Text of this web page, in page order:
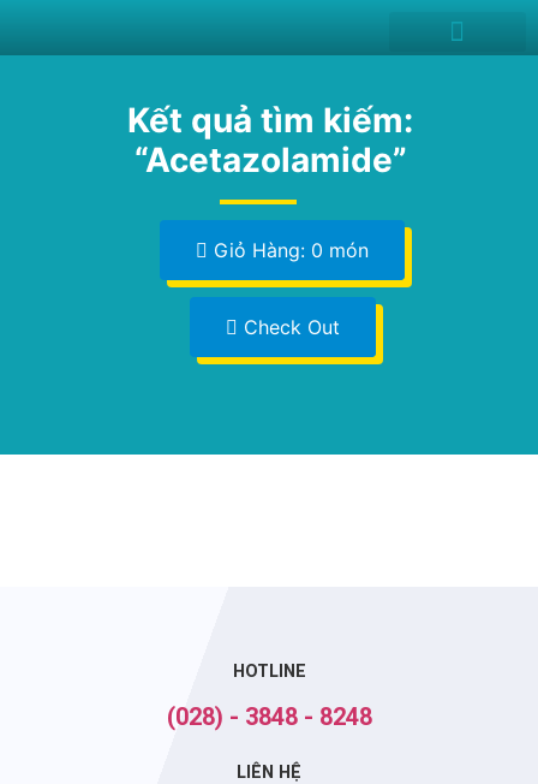
Kết quả tìm kiếm:
“Acetazolamide”
Giỏ Hàng: 0 món
Check Out
HOTLINE
(028) - 3848 - 8248
LIÊN HỆ